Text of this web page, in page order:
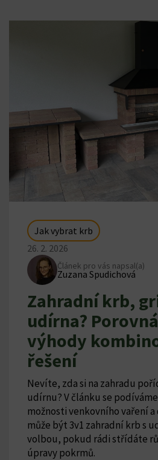
Jak vybrat krb
26. 2. 2026
Článek pro vás napsal(a)
Zuzana Spudichová
Zahradní krb,
udírna?
výhody
řešení
Nevíte, zda si na zahradu
udírnu? V článku se
možnosti venkovního vaření
může být 3v1 zahradní krb s
volbou, pokud rádi střídáte
úpravy pokrmů.